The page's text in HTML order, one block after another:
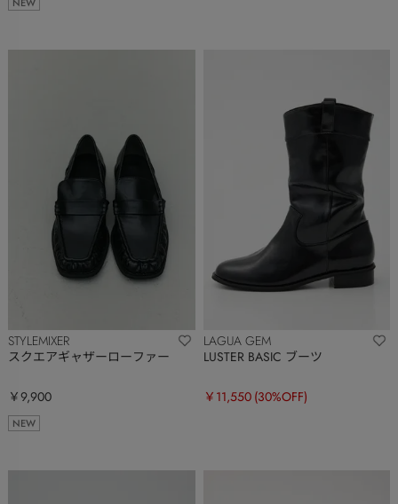
STYLEMIXER
スクエアギャザーローファー
￥9,900
NEW
LAGUA GEM
LUSTER BASIC ブーツ
￥11,550 (30%OFF)